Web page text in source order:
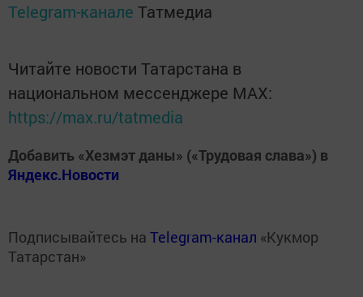
Telegram-канале Татмедиа
Читайте новости Татарстана в
национальном мессенджере MАХ:
https://max.ru/tatmedia
Добавить «Хезмэт даны» («Трудовая слава») в
Яндекс.Новости
Подписывайтесь на Telegram-канал «Кукмор
Татарстан»